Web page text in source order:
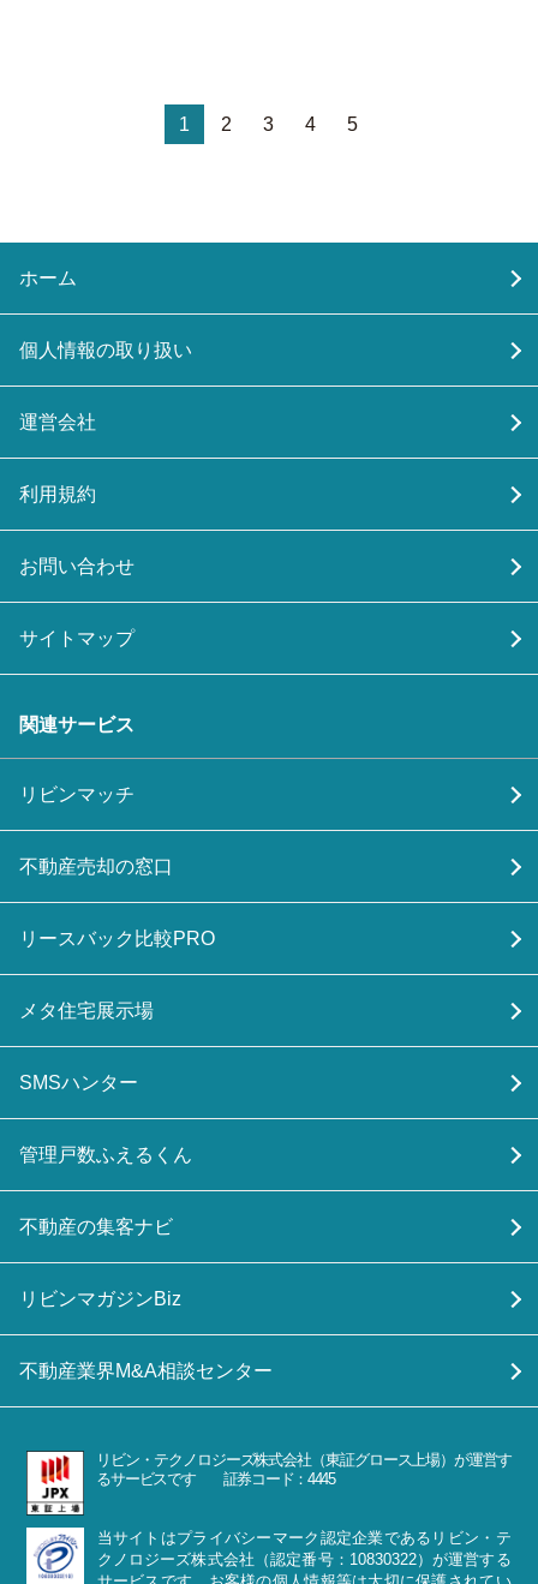
1 2 3 4 5
ホーム
個人情報の取り扱い
運営会社
利用規約
お問い合わせ
サイトマップ
関連サービス
リビンマッチ
不動産売却の窓口
リースバック比較PRO
メタ住宅展示場
SMSハンター
管理戸数ふえるくん
不動産の集客ナビ
リビンマガジンBiz
不動産業界M&A相談センター
リビン・テクノロジーズ株式会社（東証グロース上場）が運営す
るサービスです 証券コード：4445
当サイトはプライバシーマーク認定企業であるリビン・テ
クノロジーズ株式会社（認定番号：10830322）が運営する